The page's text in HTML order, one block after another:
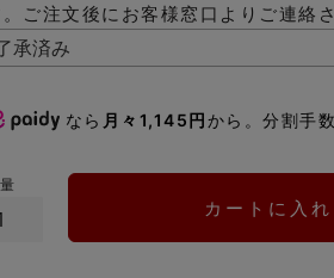
ご注文後にお客様窓口よりご連絡
なら 月々1,145円から。分割手
カートに入れ